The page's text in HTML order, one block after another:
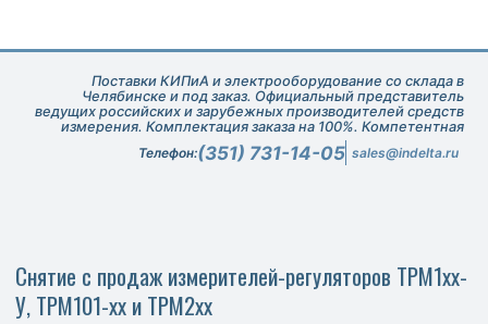
Поставки КИПиА и электрооборудование со склада в
Челябинске и под заказ. Официальный представитель
ведущих российских и зарубежных производителей средств
измерения. Комплектация заказа на 100%. Компетентная
техническая поддержка при подборе оборудования.
Телефон:(351) 731-14-05 sales@indelta.ru
Снятие с продаж измерителей-регуляторов ТРМ1хх-
У, ТРМ101-хх и ТРМ2хх